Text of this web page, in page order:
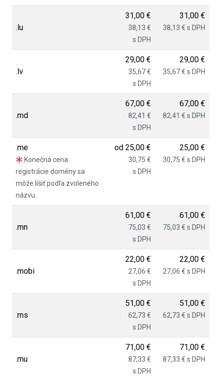
.lu
31,00 €
38,13 €
s DPH
31,00 €
38,13 € s DPH
.lv
29,00 €
35,67 €
s DPH
29,00 €
35,67 € s DPH
.md
67,00 €
82,41 €
s DPH
67,00 €
82,41 € s DPH
.me
Konečná cena
registrácie domény sa
môže líšiť podľa zvoleného
názvu.
od 25,00 €
30,75 €
s DPH
25,00 €
30,75 € s DPH
.mn
61,00 €
75,03 €
s DPH
61,00 €
75,03 € s DPH
.mobi
22,00 €
27,06 €
s DPH
22,00 €
27,06 € s DPH
.ms
51,00 €
62,73 €
s DPH
51,00 €
62,73 € s DPH
.mu
71,00 €
87,33 €
s DPH
71,00 €
87,33 € s DPH